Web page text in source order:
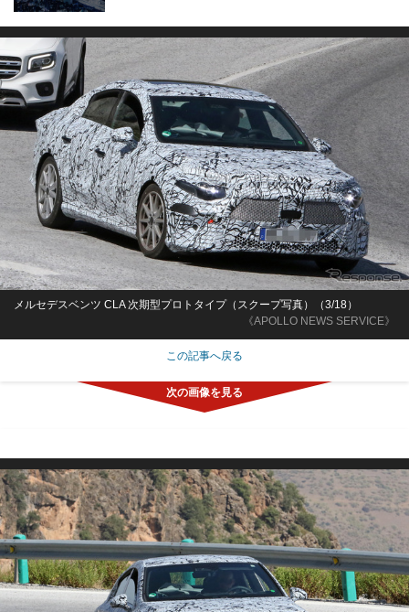
《APOLLO NEWS SERVICE》
メルセデスベンツ CLA 次期型プロトタイプ（スクープ写真）（3/18）
この記事へ戻る